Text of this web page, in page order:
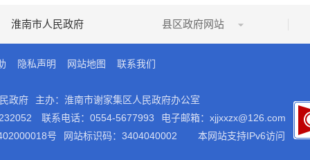
淮南市人民政府 县区政府网站
隐私声明 网站地图 联系我们
政府
主办：淮南市谢家集区人民政府办公室
联系电话：0554-5677993
电子邮箱：xjjxxzx@126.com
号 网站标识码：3404040002 本网站支持IPv6访问